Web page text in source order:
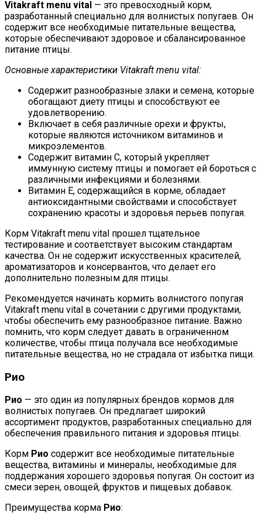
Vitakraft menu vital — это превосходный корм,
разработанный специально для волнистых попугаев. Он
содержит все необходимые питательные вещества,
которые обеспечивают здоровое и сбалансированное
питание птицы.
Основные характеристики Vitakraft menu vital:
Содержит разнообразные злаки и семена, которые
обогащают диету птицы и способствуют ее
удовлетворению.
Включает в себя различные орехи и фрукты,
которые являются источником витаминов и
микроэлементов.
Содержит витамин С, который укрепляет
иммунную систему птицы и помогает ей бороться с
различными инфекциями и болезнями.
Витамин Е, содержащийся в корме, обладает
антиоксидантными свойствами и способствует
сохранению красоты и здоровья перьев попугая.
Корм Vitakraft menu vital прошел тщательное
тестирование и соответствует высоким стандартам
качества. Он не содержит искусственных красителей,
ароматизаторов и консервантов, что делает его
дополнительно полезным для птицы.
Рекомендуется начинать кормить волнистого попугая
Vitakraft menu vital в сочетании с другими продуктами,
чтобы обеспечить ему разнообразное питание. Важно
помнить, что корм следует давать в ограниченном
количестве, чтобы птица получала все необходимые
питательные вещества, но не страдала от избытка пищи.
Рио
Рио — это один из популярных брендов кормов для
волнистых попугаев. Он предлагает широкий
ассортимент продуктов, разработанных специально для
обеспечения правильного питания и здоровья птицы.
Корм Рио содержит все необходимые питательные
вещества, витамины и минералы, необходимые для
поддержания хорошего здоровья попугая. Он состоит из
смеси зерен, овощей, фруктов и пищевых добавок.
Преимущества корма Рио: